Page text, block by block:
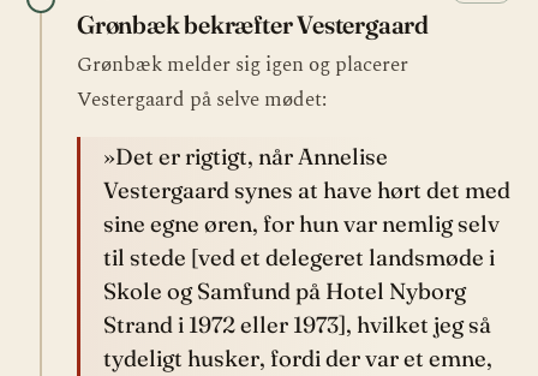
Grønbæk bekræfter Vestergaard
Grønbæk melder sig igen og placerer
Vestergaard på selve mødet:
»Det er rigtigt, når Annelise
Vestergaard synes at have hørt det med
sine egne øren, for hun var nemlig selv
til stede [ved et delegeret landsmøde i
Skole og Samfund på Hotel Nyborg
Strand i 1972 eller 1973], hvilket jeg så
tydeligt husker, fordi der var et emne,